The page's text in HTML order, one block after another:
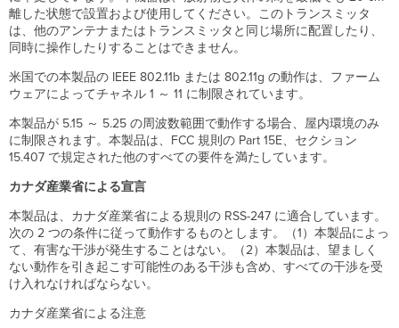
離した状態で設置および使用してください。このトランスミッタ
は、他のアンテナまたはトランスミッタと同じ場所に配置したり、
同時に操作したりすることはできません。
米国での本製品の IEEE 802.11b または 802.11g の動作は、ファーム
ウェアによってチャネル 1 ～ 11 に制限されています。
本製品が 5.15 ～ 5.25 の周波数範囲で動作する場合、屋内環境のみ
に制限されます。本製品は、FCC 規則の Part 15E、セクション
15.407 で規定された他のすべての要件を満たしています。
カナダ産業省による宣言
本製品は、カナダ産業省による規則の RSS-247 に適合しています。
次の 2 つの条件に従って動作するものとします。（1）本製品によっ
て、有害な干渉が発生することはない。（2）本製品は、望ましく
ない動作を引き起こす可能性のある干渉も含め、すべての干渉を受
け入れなければならない。
カナダ産業省による注意